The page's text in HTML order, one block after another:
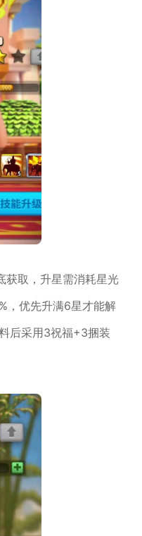
获取，升星需消耗星光
，优先升满6星才能解
后采用3祝福+3捆装